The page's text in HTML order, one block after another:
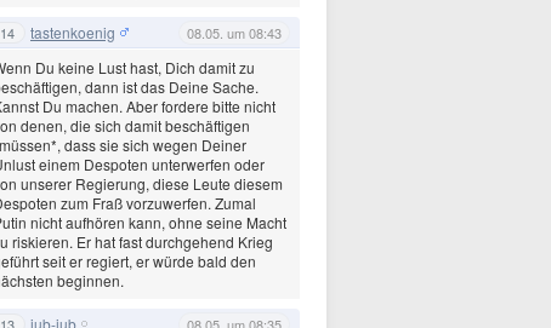
14 tastenkoenig 08.05. um 08:43
Du keine Lust hast, Dich damit zu
dann ist das Deine Sache.
Du machen. Aber fordere bitte nicht
denen, die sich damit beschäftigen
dass sie sich wegen Deiner
einem Despoten unterwerfen oder
unserer Regierung, diese Leute diesem
zum Fraß vorzuwerfen. Zumal
nicht aufhören kann, ohne seine Macht
riskieren. Er hat fast durchgehend Krieg
seit er regiert, er würde bald den
beginnen.
13 jub-jub 08.05. um 08:35